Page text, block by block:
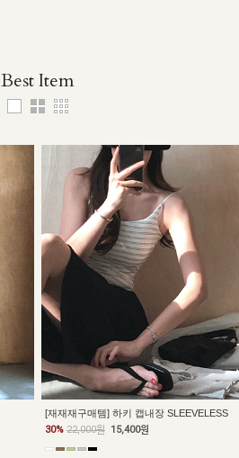
Best Item
[재재재구매템] 하키 캡내장 SLEEVELESS
30% 22,000원 15,400원